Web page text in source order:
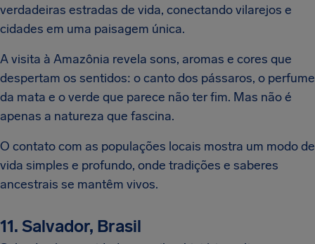
verdadeiras estradas de vida, conectando vilarejos e
cidades em uma paisagem única.
A visita à Amazônia revela sons, aromas e cores que
despertam os sentidos: o canto dos pássaros, o perfume
da mata e o verde que parece não ter fim. Mas não é
apenas a natureza que fascina.
O contato com as populações locais mostra um modo de
vida simples e profundo, onde tradições e saberes
ancestrais se mantêm vivos.
11. Salvador, Brasil